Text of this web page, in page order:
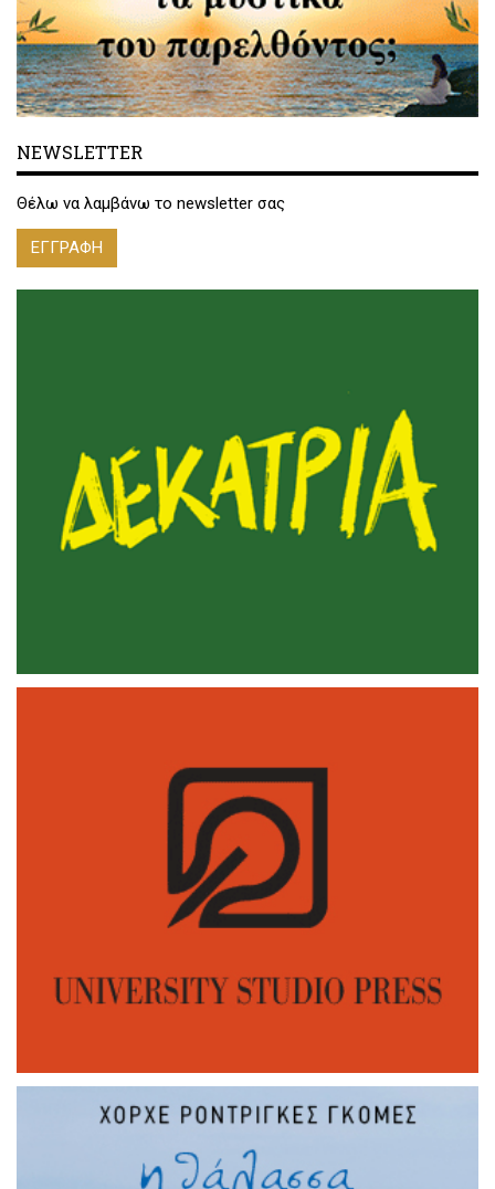
NEWSLETTER
Θέλω να λαμβάνω το newsletter σας
ΕΓΓΡΑΦΗ